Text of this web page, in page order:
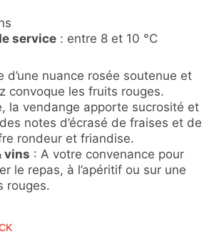
service : entre 8 et 10 °C
d’une nuance rosée soutenue et
convoque les fruits rouges.
la vendange apporte sucrosité et
notes d’écrasé de fraises et de
rondeur et friandise.
vins : A votre convenance pour
le repas, à l’apéritif ou sur une
rouges.